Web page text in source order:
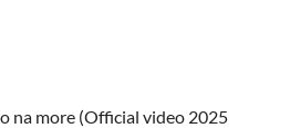
na more (Official video 2025